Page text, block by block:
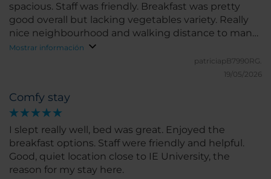
spacious. Staff was friendly. Breakfast was pretty
good overall but lacking vegetables variety. Really
nice neighbourhood and walking distance to many
restaurants/ shops. Would definitely recommend!
Mostrar información
patriciapB7990RG.
19/05/2026
Comfy stay
I slept really well, bed was great. Enjoyed the
breakfast options. Staff were friendly and helpful.
Good, quiet location close to IE University, the
reason for my stay here.